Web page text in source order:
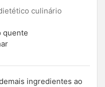
culinário
quente
ingredientes ao